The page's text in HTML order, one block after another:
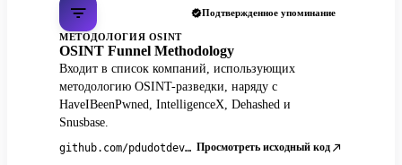
Подтвержденное упоминание
МЕТОДОЛОГИЯ OSINT
OSINT Funnel Methodology
Входит в список компаний, использующих
методологию OSINT-разведки, наряду с
HaveIBeenPwned, IntelligenceX, Dehashed и
Snusbase.
github.com/pdudotdev/ofm Просмотреть исходный код